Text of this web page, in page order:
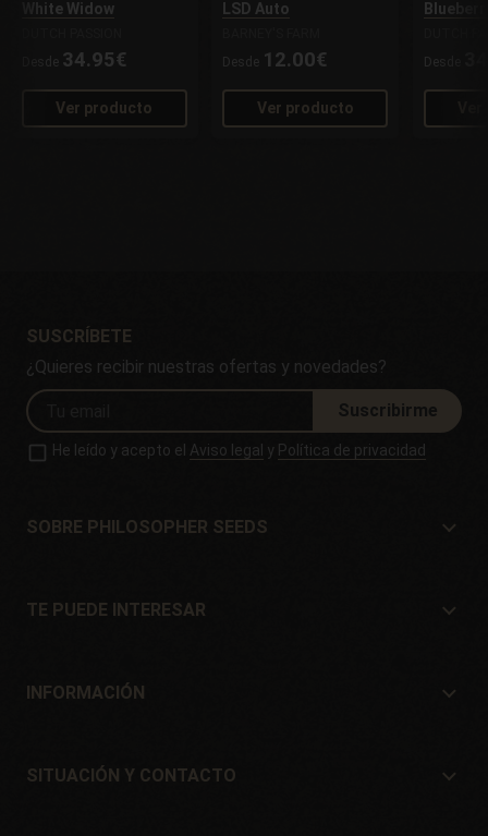
White Widow
Desde 34.95€
Ver producto
LSD Auto
Desde
12.00€
Ver producto
Desde
SUSCRÍBETE
¿Quieres recibir nuestras ofertas y novedades?
Suscribirme
He leído y acepto el Aviso legal y Política de privacidad
SOBRE PHILOSOPHER SEEDS
Situación y Contacto
TE PUEDE INTERESAR
Ofertas
INFORMACIÓN
Garantías y devoluciones
SITUACIÓN Y CONTACTO